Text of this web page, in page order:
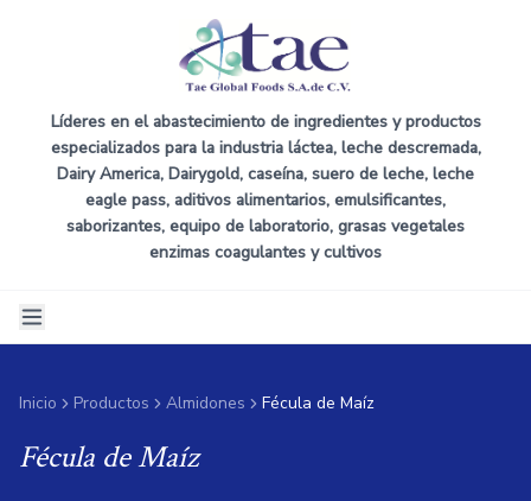
Líderes en el abastecimiento de ingredientes y productos
especializados para la industria láctea, leche descremada,
Dairy America, Dairygold, caseína, suero de leche, leche
eagle pass, aditivos alimentarios, emulsificantes,
saborizantes, equipo de laboratorio, grasas vegetales
enzimas coagulantes y cultivos
Inicio Productos Almidones Fécula de Maíz
Fécula de Maíz